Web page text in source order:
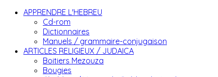
APPRENDRE L'HEBREU
Cd-rom
Dictionnaires
Manuels / grammaire-conjugaison
ARTICLES RELIGIEUX / JUDAICA
Boitiers Mezouza
Bougies